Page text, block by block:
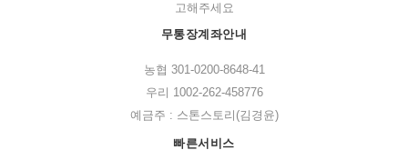
고해주세요
무통장계좌안내
농협 301-0200-8648-41
우리 1002-262-458776
예금주 : 스톤스토리(김경윤)
빠른서비스